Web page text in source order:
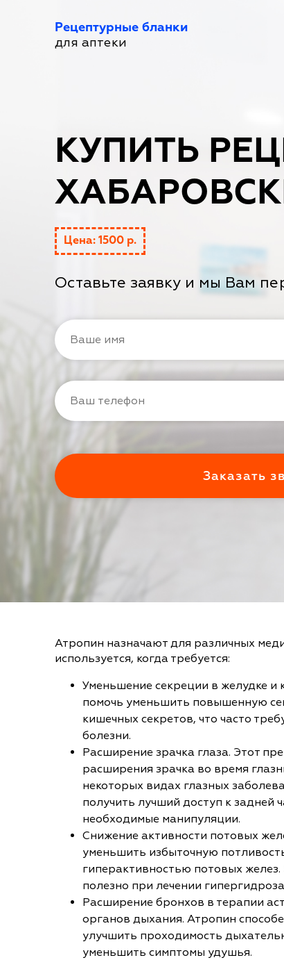
Рецептурные бланки
для аптеки
КУПИТЬ
Цена: 1500 р.
Оставьте заявку и мы Вам
Атропин назначают для различных
используется, когда требуется:
Уменьшение секреции в желудке и
помочь уменьшить повышенную
кишечных секретов, что часто
болезни.
Расширение зрачка глаза. Этот
расширения зрачка во время
некоторых видах глазных
получить лучший доступ к задней
необходимые манипуляции.
Снижение активности потовых
уменьшить избыточную
гиперактивностью потовых
полезно при лечении
Расширение бронхов в терапии
органов дыхания. Атропин
улучшить проходимость
уменьшить симптомы удушья.